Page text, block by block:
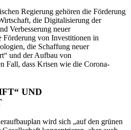
Regierung gehören die Förderung
die Digitalisierung der
Verbesserung neuer
Förderung von Investitionen in
die Schaffung neuer
und der Aufbau von
Fall, dass Krisen wie die Corona-
UND
wird sich „auf den grünen